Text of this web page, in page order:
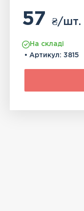
57₴/шт.
На складі
• Артикул: 3815